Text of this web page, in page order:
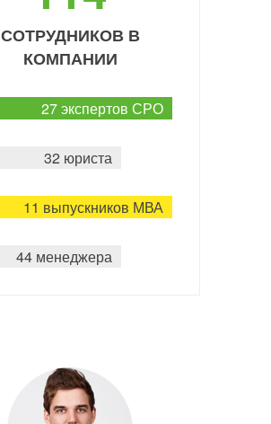
СОТРУДНИКОВ В
КОМПАНИИ
27 экспертов СРО
32 юриста
11 выпускников МВА
44 менеджера